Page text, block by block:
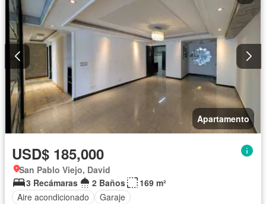
Apartamento
USD$ 185,000
San Pablo Viejo, David
3 Recámaras
2 Baños
169 m²
Aire acondicionado
Garaje